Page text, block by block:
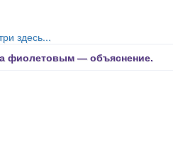
здесь...
а фиолетовым ― объяснение.